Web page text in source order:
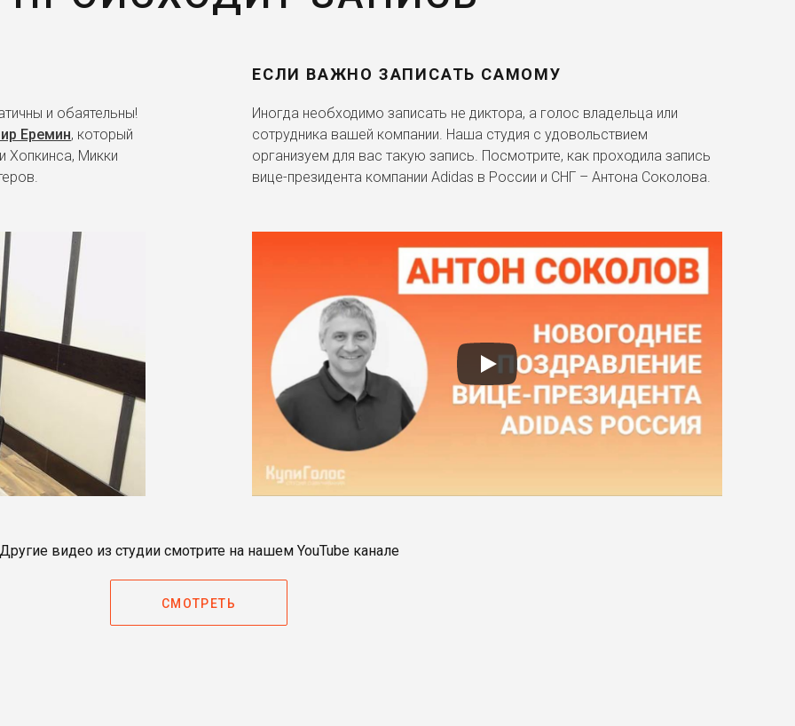
и обаятельны!
Еремин, который
Хопкинса, Микки
ЕСЛИ ВАЖНО ЗАПИСАТЬ САМОМУ
Иногда необходимо записать не диктора, а голос владельца или
сотрудника вашей компании. Наша студия с удовольствием
организуем для вас такую запись. Посмотрите, как проходила запись
вице-президента компании Adidas в России и СНГ – Антона Соколова.
видео из студии смотрите на нашем YouTube канале
СМОТРЕТЬ